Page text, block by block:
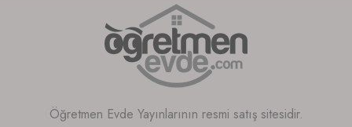
Öğretmen Evde Yayınlarının resmi satış sitesidir.